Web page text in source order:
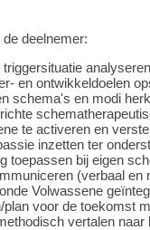
deelnemer:
en ontwikkeldoelen
schema's en modi
te activeren en
inzetten ter
toepassen bij eigen
(verbaal
Volwassene
plan voor de toekomst
vertalen naar